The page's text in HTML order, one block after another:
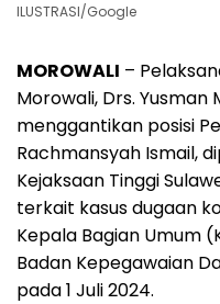
ILUSTRASI/Google
MOROWALI –
Morowali, Drs. Yusman
menggantikan posisi
Rachmansyah Ismail,
Kejaksaan Tinggi
terkait kasus dugaan
Kepala Bagian Umum
Badan Kepegawaian
pada 1 Juli 2024.